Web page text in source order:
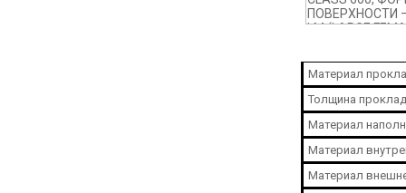
Материал
Толщина
Материал
Материал
Материал